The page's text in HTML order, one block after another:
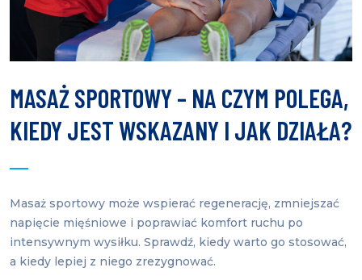
MASAŻ SPORTOWY – NA CZYM POLEGA,
KIEDY JEST WSKAZANY I JAK DZIAŁA?
Masaż sportowy może wspierać regenerację, zmniejszać
napięcie mięśniowe i poprawiać komfort ruchu po
intensywnym wysiłku. Sprawdź, kiedy warto go stosować,
a kiedy lepiej z niego zrezygnować.